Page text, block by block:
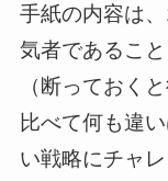
手紙の内容は
気者であるこ
（断っておく
比べて何も違
い戦略にチャ